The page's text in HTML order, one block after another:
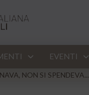
EVENTI
NON SI SPENDEVA...